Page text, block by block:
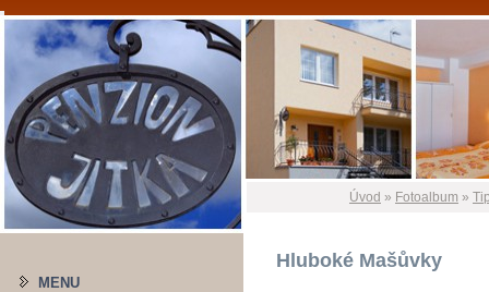
Úvod » Fotoalbum »
Hluboké Mašůvky
MENU